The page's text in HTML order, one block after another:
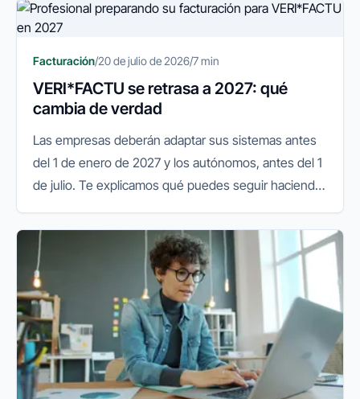
Facturación/20 de julio de 2026/7 min
VERI*FACTU se retrasa a 2027: qué
cambia de verdad
Las empresas deberán adaptar sus sistemas antes
del 1 de enero de 2027 y los autónomos, antes del 1
de julio. Te explicamos qué puedes seguir haciendo